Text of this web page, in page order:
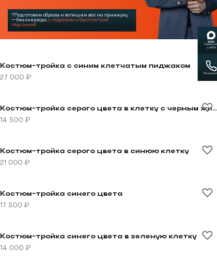
*Подготовим образы и запишем вас на примерку
— без очереди, с подарком и бесплатной
подгонкой
Перейти к товару Костюм-тройка с синим
Костюм-тройка с синим клетчатым пиджаком
27 000 ₽
Перейти к товару Костюм-тройка серого цвета в
Костюм-тройка серого цвета в клетку с черным жилетом
14 500 ₽
Перейти к товару Костюм-тройка серого цвета в
Костюм-тройка серого цвета в синюю клетку
21 000 ₽
Костюм-тройка синего цвета
17 500 ₽
Перейти к товару Костюм-тройка синего цвета в
Костюм-тройка синего цвета в зеленую клетку
14 000 ₽
в MAX